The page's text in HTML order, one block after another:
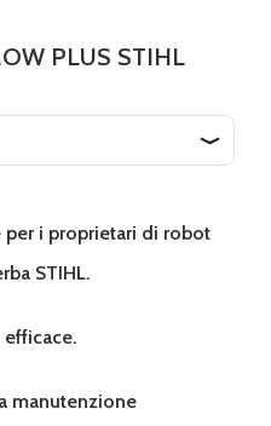
PLUS STIHL
per i proprietari di robot
STIHL.
manutenzione